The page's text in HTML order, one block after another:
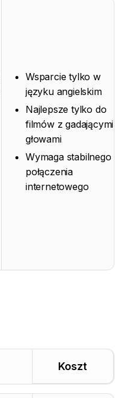
Wsparcie tylko w
języku angielskim
Najlepsze tylko do
filmów z gadającymi
głowami
Wymaga stabilnego
połączenia
internetowego
Koszt